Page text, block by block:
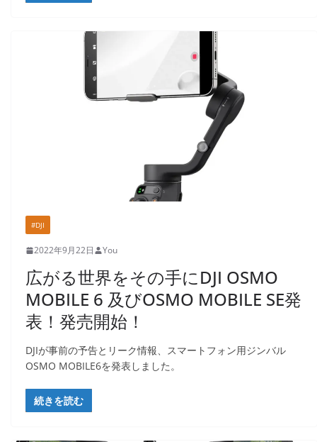
#DJI
2022年9月22日 You
広がる世界をその手にDJI OSMO
MOBILE 6 及びOSMO MOBILE SE発
表！発売開始！
DJIが事前の予告とリーク情報、スマートフォン用ジンバル
OSMO MOBILE6を発表しました。
続きを読む